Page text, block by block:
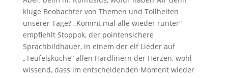
kluge Beobachter von Themen und Tollheiten
unserer Tage? „Kommt mal alle wieder runter“
empfiehlt Stoppok, der pointensichere
Sprachbildhauer, in einem der elf Lieder auf
„Teufelsküche“ allen Hardlinern der Herzen, wohl
wissend, dass im entscheidenden Moment wieder